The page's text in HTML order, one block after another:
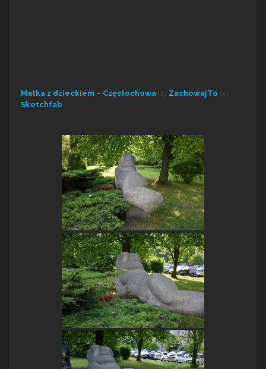
Matka z dzieckiem – Częstochowa by ZachowajTo on
Sketchfab